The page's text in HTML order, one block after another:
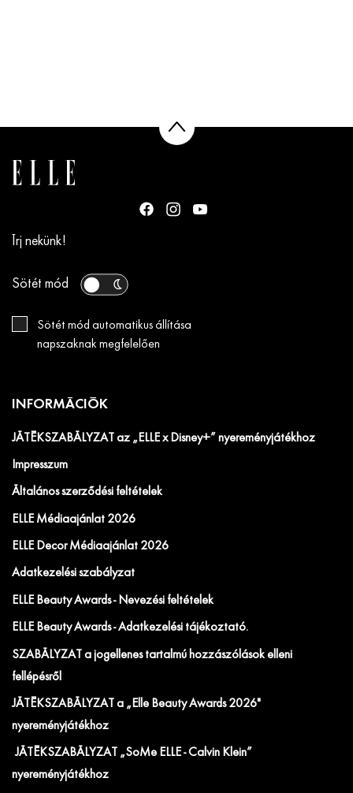
Írj nekünk!
Sötét mód
Sötét mód automatikus állítása
napszaknak megfelelően
INFORMÁCIÓK
JÁTÉKSZABÁLYZAT az „ELLE x Disney+” nyereményjátékhoz
Impresszum
Általános szerződési feltételek
ELLE Médiaajánlat 2026
ELLE Decor Médiaajánlat 2026
Adatkezelési szabályzat
ELLE Beauty Awards - Nevezési feltételek
ELLE Beauty Awards - Adatkezelési tájékoztató.
SZABÁLYZAT a jogellenes tartalmú hozzászólások elleni
fellépésről
JÁTÉKSZABÁLYZAT a „Elle Beauty Awards 2026"
nyereményjátékhoz
JÁTÉKSZABÁLYZAT „SoMe ELLE - Calvin Klein”
nyereményjátékhoz